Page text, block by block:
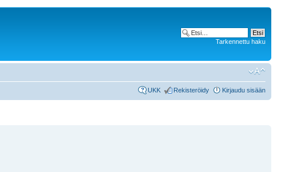
Tarkennettu haku
UKK Rekisteröidy Kirjaudu sisään